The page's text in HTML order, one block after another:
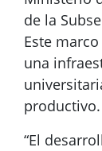
de la
Este
una
productivo.
“El